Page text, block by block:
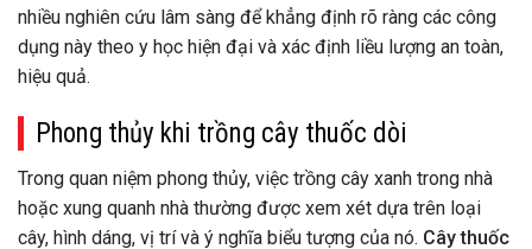
nhiều nghiên cứu lâm sàng để khẳng định rõ ràng các công
dụng này theo y học hiện đại và xác định liều lượng an toàn,
hiệu quả.
Phong thủy khi trồng cây thuốc dòi
Trong quan niệm phong thủy, việc trồng cây xanh trong nhà
hoặc xung quanh nhà thường được xem xét dựa trên loại
cây, hình dáng, vị trí và ý nghĩa biểu tượng của nó. Cây thuốc